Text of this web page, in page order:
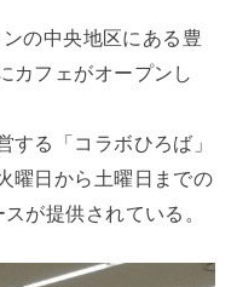
の中央地区にある豊
カフェがオープンし
する「コラボひろば」
曜日から土曜日までの
が提供されている。